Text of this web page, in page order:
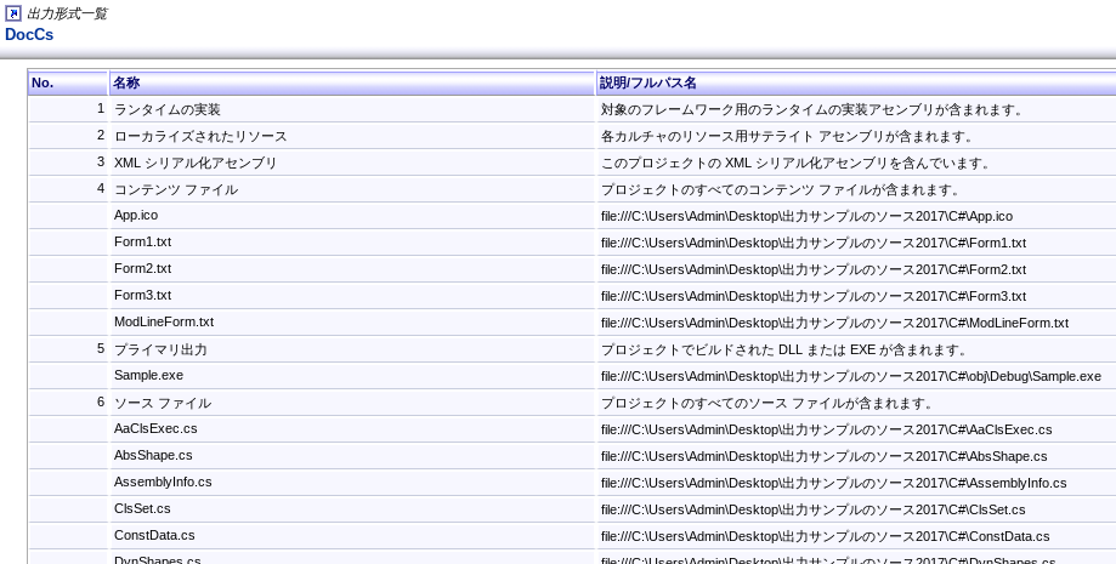
出力形式一覧
DocCs
No. 名称
説明/フルパス名
1
ランタイムの実装
対象のフレームワーク用のランタイムの実装アセンブリが含まれます。
2
ローカライズされたリソース
各カルチャのリソース用サテライト アセンブリが含まれます。
3
XML シリアル化アセンブリ
このプロジェクトの XML シリアル化アセンブリを含んでいます。
4
コンテンツ ファイル
プロジェクトのすべてのコンテンツ ファイルが含まれます。
App.ico
file:///C:\Users\Admin\Desktop\出力サンプルのソース2017\C#\App.ico
Form1.txt
file:///C:\Users\Admin\Desktop\出力サンプルのソース2017\C#\Form1.txt
Form2.txt
file:///C:\Users\Admin\Desktop\出力サンプルのソース2017\C#\Form2.txt
Form3.txt
file:///C:\Users\Admin\Desktop\出力サンプルのソース2017\C#\Form3.txt
ModLineForm.txt
file:///C:\Users\Admin\Desktop\出力サンプルのソース2017\C#\ModLineForm.txt
5
プライマリ出力
プロジェクトでビルドされた DLL または EXE が含まれます。
Sample.exe
file:///C:\Users\Admin\Desktop\出力サンプルのソース2017\C#\obj\Debug\Sample.exe
6
ソース ファイル
プロジェクトのすべてのソース ファイルが含まれます。
AaClsExec.cs
file:///C:\Users\Admin\Desktop\出力サンプルのソース2017\C#\AaClsExec.cs
AbsShape.cs
file:///C:\Users\Admin\Desktop\出力サンプルのソース2017\C#\AbsShape.cs
AssemblyInfo.cs
file:///C:\Users\Admin\Desktop\出力サンプルのソース2017\C#\AssemblyInfo.cs
ClsSet.cs
file:///C:\Users\Admin\Desktop\出力サンプルのソース2017\C#\ClsSet.cs
ConstData.cs
file:///C:\Users\Admin\Desktop\出力サンプルのソース2017\C#\ConstData.cs